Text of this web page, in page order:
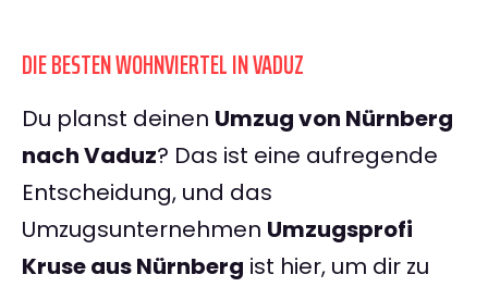
DIE BESTEN WOHNVIERTEL IN VADUZ
Du planst deinen Umzug von Nürnberg
nach Vaduz? Das ist eine aufregende
Entscheidung, und das
Umzugsunternehmen Umzugsprofi
Kruse aus Nürnberg ist hier, um dir zu